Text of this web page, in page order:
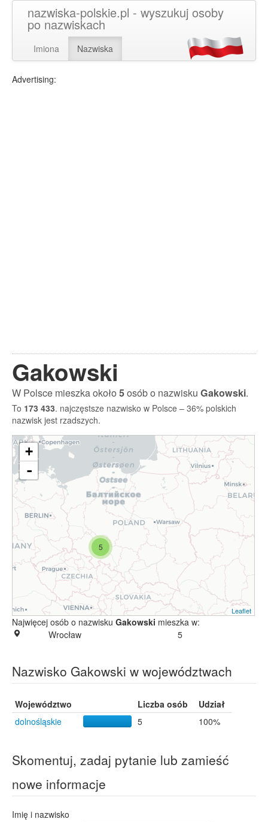
nazwiska-polskie.pl - wyszukuj osoby
po nazwiskach
Imiona Nazwiska
Advertising:
Gakowski
W Polsce mieszka około5osób o nazwisku Gakowski.
To 173 433. najczęstsze nazwisko w Polsce – 36% polskich
nazwisk jest rzadszych.
5
+
-
Leaflet
Najwięcej osób o nazwisku Gakowski mieszka w:
Wrocław
5
Nazwisko Gakowski w województwach
Województwo Liczba osób
Udział
dolnośląskie
5 100%
Skomentuj, zadaj pytanie lub zamieść
nowe informacje
Imię i nazwisko